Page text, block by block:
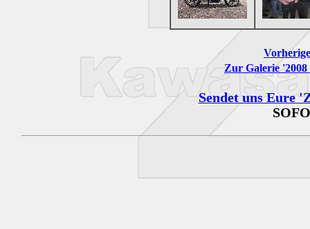
Zur Galerie
Sendet uns Eure